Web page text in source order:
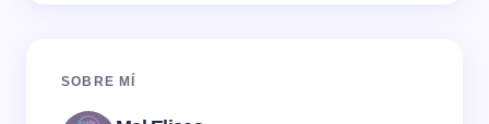
SOBRE MÍ